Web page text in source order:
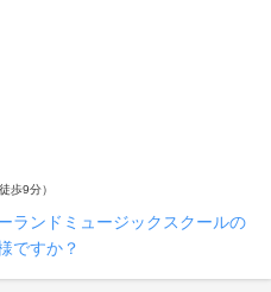
歩9分）
ンドミュージックスクールの
ですか？